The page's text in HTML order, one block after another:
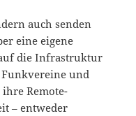
auch senden
eine eigene
die Infrastruktur
und
Remote-
– entweder